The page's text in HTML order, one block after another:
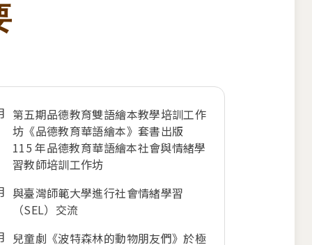
第五期品德教育雙語繪本教學培訓工作
坊《品德教育華語繪本》套書出版
115 年品德教育華語繪本社會與情緒學
習教師培訓工作坊
與臺灣師範大學進行社會情緒學習
（SEL）交流
兒童劇《波特森林的動物朋友們》於極